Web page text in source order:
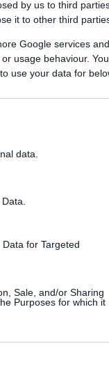
by us to third
it to other third
Google services
usage behaviour.
use your data for
data.
for Targeted
Sale, and/or Sharing
Purposes for which it
videóban
Roots közeli
szóló albuma
kettejük
a régi barát
A
B. rímei, a
sorában már